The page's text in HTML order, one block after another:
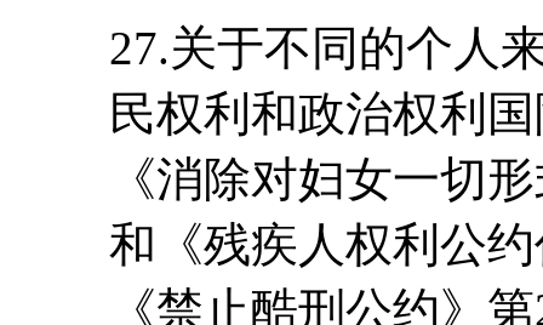
27.关于不同的个人
民权利和政治权利
《消除对妇女一切
和《残疾人权利公
《禁止酷刑公约》